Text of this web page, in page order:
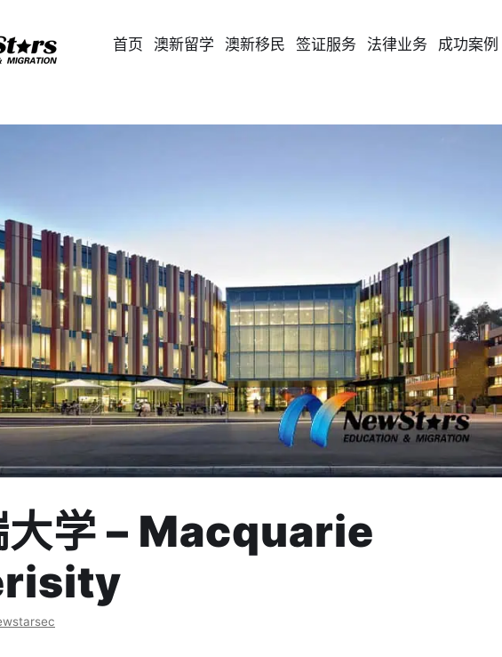
首页 澳新留学 澳新移民 签证服务 法律业务 成功案例
大学 – Macquarie